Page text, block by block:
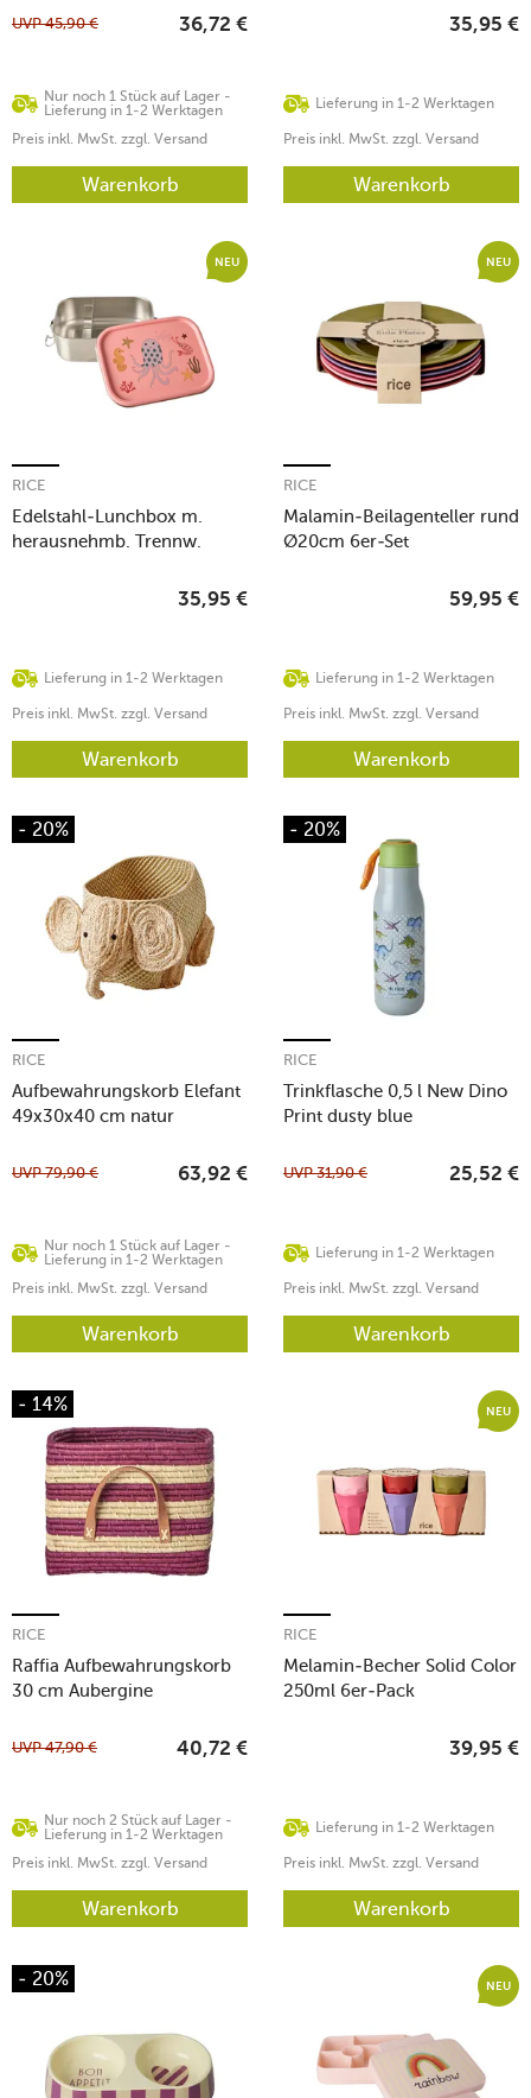
Nur noch 1 Stück auf Lager -
Lieferung in 1-2 Werktagen
UVP45,90 € 36,72 €
Preis inkl. MwSt. zzgl. Versand
Warenkorb
Lieferung in 1-2 Werktagen
35,95 €
Preis inkl. MwSt. zzgl. Versand
Warenkorb
NEU
Edelstahl-Lunchbox m.
herausnehmb. Trennw.
RICE
Lieferung in 1-2 Werktagen
35,95 €
Preis inkl. MwSt. zzgl. Versand
Warenkorb
NEU
Malamin-Beilagenteller rund
Ø20cm 6er-Set
RICE
Lieferung in 1-2 Werktagen
59,95 €
Preis inkl. MwSt. zzgl. Versand
Warenkorb
- 20%
Aufbewahrungskorb Elefant
49x30x40 cm natur
RICE
Nur noch 1 Stück auf Lager -
Lieferung in 1-2 Werktagen
UVP79,90 € 63,92 €
Preis inkl. MwSt. zzgl. Versand
Warenkorb
- 20%
Trinkflasche 0,5 l New Dino
Print dusty blue
RICE
Lieferung in 1-2 Werktagen
UVP31,90 € 25,52 €
Preis inkl. MwSt. zzgl. Versand
Warenkorb
- 14%
Raffia Aufbewahrungskorb
30 cm Aubergine
RICE
Nur noch 2 Stück auf Lager -
Lieferung in 1-2 Werktagen
UVP47,90 € 40,72 €
Preis inkl. MwSt. zzgl. Versand
Warenkorb
NEU
Melamin-Becher Solid Color
250ml 6er-Pack
RICE
Lieferung in 1-2 Werktagen
39,95 €
Preis inkl. MwSt. zzgl. Versand
Warenkorb
- 20% NEU